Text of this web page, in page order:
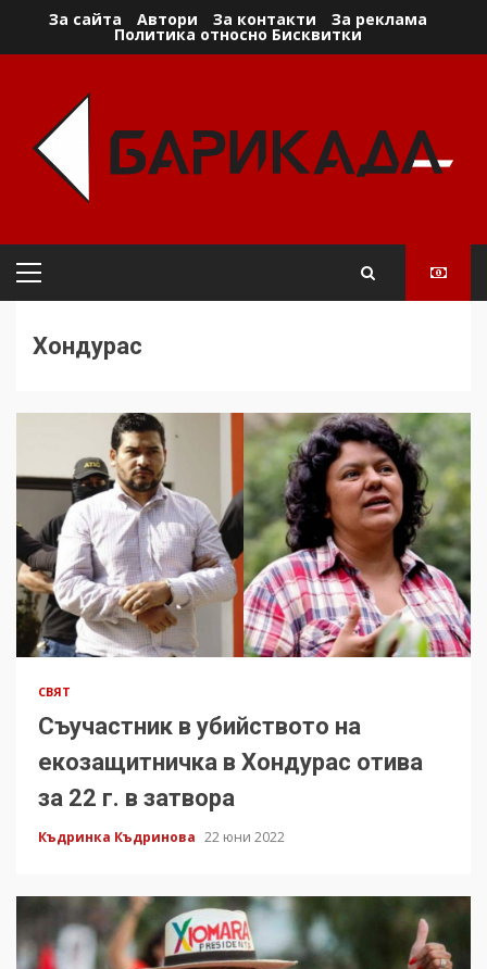
За сайта Автори За контакти За реклама
Политика относно Бисквитки
Primary
Хондурас
СВЯТ
Съучастник в убийството на
екозащитничка в Хондурас отива
за 22 г. в затвора
Къдринка Къдринова 22 юни 2022